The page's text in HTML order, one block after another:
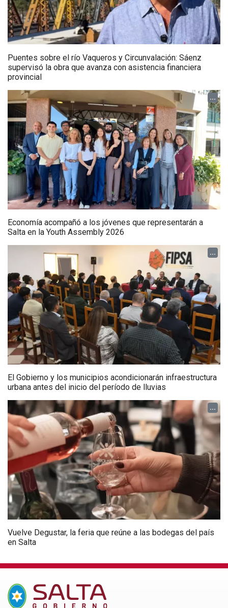
Puentes sobre el río Vaqueros y Circunvalación: Sáenz
supervisó la obra que avanza con asistencia financiera
provincial
...
Economía acompañó a los jóvenes que representarán a
Salta en la Youth Assembly 2026
...
El Gobierno y los municipios acondicionarán infraestructura
urbana antes del inicio del período de lluvias
...
Vuelve Degustar, la feria que reúne a las bodegas del país
en Salta